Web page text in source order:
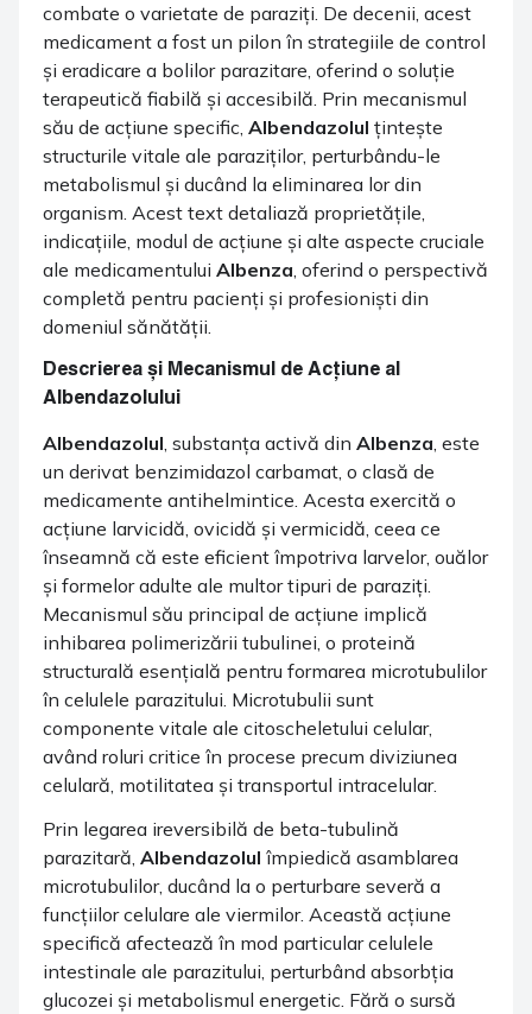
combate o varietate de paraziți. De decenii, acest
medicament a fost un pilon în strategiile de control
și eradicare a bolilor parazitare, oferind o soluție
terapeutică fiabilă și accesibilă. Prin mecanismul
său de acțiune specific, Albendazolul țintește
structurile vitale ale paraziților, perturbându-le
metabolismul și ducând la eliminarea lor din
organism. Acest text detaliază proprietățile,
indicațiile, modul de acțiune și alte aspecte cruciale
ale medicamentului Albenza , oferind o perspectivă
completă pentru pacienți și profesioniști din
domeniul sănătății.
Descrierea și Mecanismul de Acțiune al
Albendazolului
Albendazolul, substanța activă din Albenza, este
un derivat benzimidazol carbamat, o clasă de
medicamente antihelmintice. Acesta exercită o
acțiune larvicidă, ovicidă și vermicidă, ceea ce
înseamnă că este eficient împotriva larvelor, ouălor
și formelor adulte ale multor tipuri de paraziți.
Mecanismul său principal de acțiune implică
inhibarea polimerizării tubulinei, o proteină
structurală esențială pentru formarea microtubulilor
în celulele parazitului. Microtubulii sunt
componente vitale ale citoscheletului celular,
având roluri critice în procese precum diviziunea
celulară, motilitatea și transportul intracelular.
Prin legarea ireversibilă de beta-tubulină
parazitară, Albendazolul împiedică asamblarea
microtubulilor, ducând la o perturbare severă a
funcțiilor celulare ale viermilor. Această acțiune
specifică afectează în mod particular celulele
intestinale ale parazitului, perturbând absorbția
glucozei și metabolismul energetic. Fără o sursă